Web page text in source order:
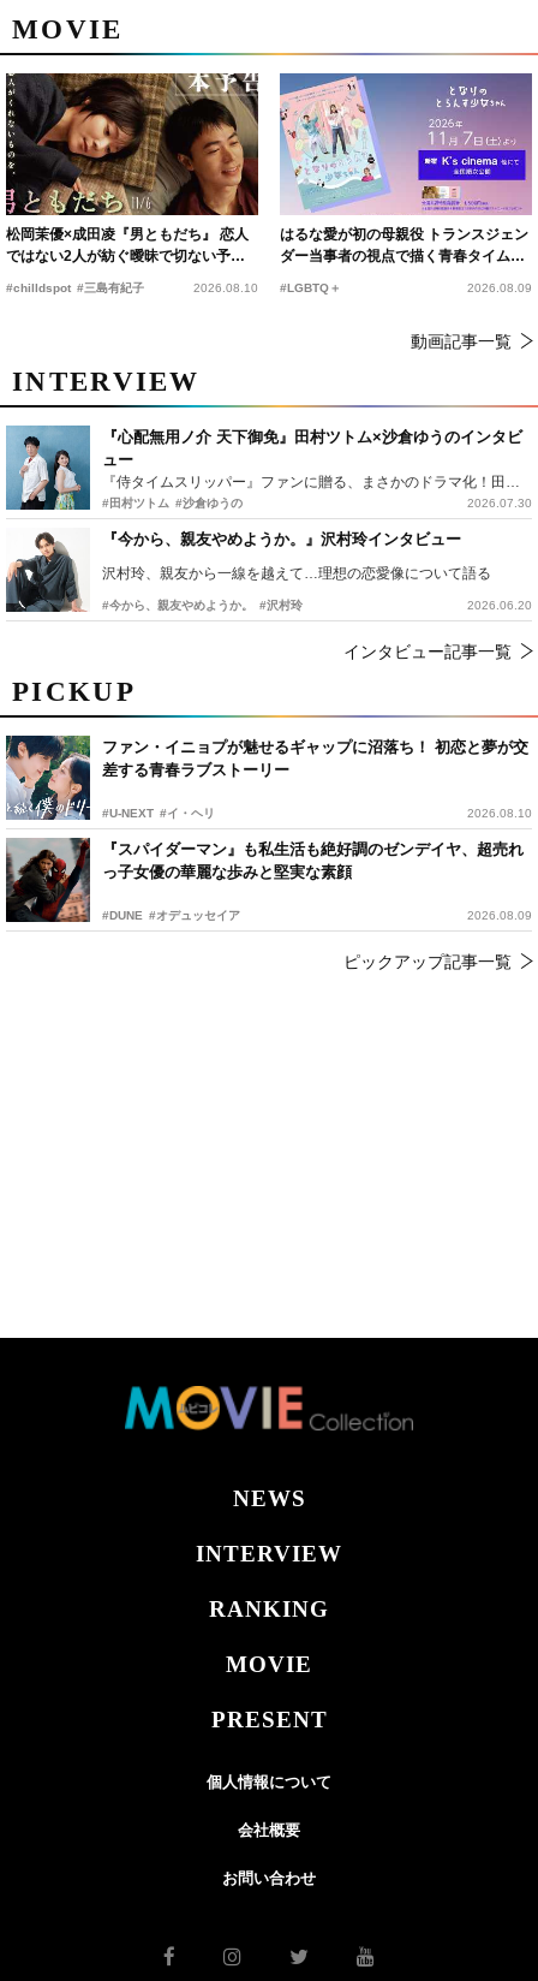
PICKUP
ファン・イニョプが魅せるギャップに沼落ち！ 初恋と夢が交
差する青春ラブストーリー
#U-NEXT #イ・ヘリ 2026.08.10
『スパイダーマン』も私生活も絶好調のゼンデイヤ、超売れ
っ子女優の華麗な歩みと堅実な素顔
#DUNE #オデュッセイア 2026.08.09
ピックアップ記事一覧
MOVIE
松岡茉優×成田凌『男ともだち』 恋人
ではない2人が紡ぐ曖昧で切ない予告
#chilldspot #三島有紀子 2026.08.10
はるな愛が初の母親役 トランスジェン
ダー当事者の視点で描く青春タイムス
#LGBTQ＋ 2026.08.09
動画記事一覧
INTERVIEW
『心配無用ノ介 天下御免』田村ツトム×沙倉ゆうのインタビ
ュー
『侍タイムスリッパー』ファンに贈る、まさかのドラマ化！田村ツトム×沙倉ゆうのが語る『心配無用ノ介』撮影秘話
#田村ツトム #沙倉ゆうの 2026.07.30
『今から、親友やめようか。』沢村玲インタビュー
沢村玲、親友から一線を越えて…理想の恋愛像について語る
#今から、親友やめようか。 #沢村玲 2026.06.20
インタビュー記事一覧
NEWS
INTERVIEW
RANKING
MOVIE
PRESENT
個人情報について
会社概要
お問い合わせ